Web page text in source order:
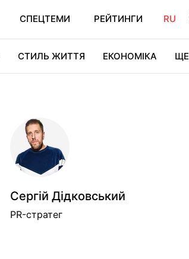
СПЕЦТЕМИ РЕЙТИНГИ RU
СТИЛЬ ЖИТТЯ ЕКОНОМІКА ЩЕ
Сергій Дідковський
PR-стратег